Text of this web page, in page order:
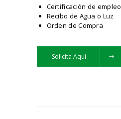
Certificación de empleo
Recibo de Agua o Luz
Orden de Compra
Solicita Aquí